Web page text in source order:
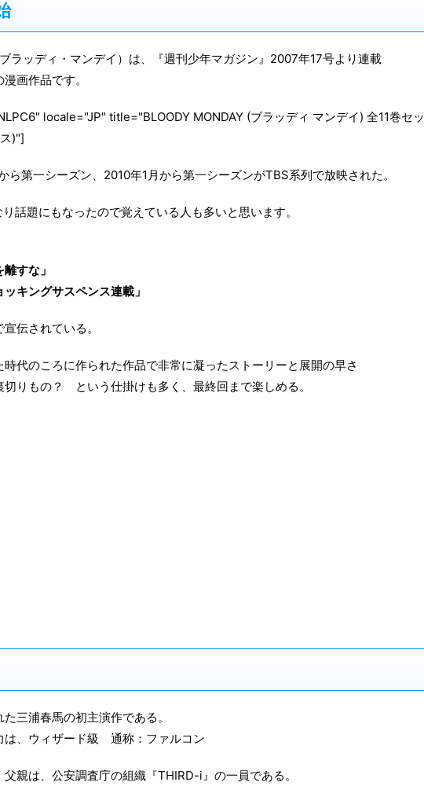
ブラッディ・マンデイ）は、『週刊少年マガジン』2007年17号より連載
画作品です。
locale="JP" title="BLOODY MONDAY (ブラッディ マンデイ) 全11巻セッ
)"]
ら第一シーズン、2010年1月から第一シーズンがTBS系列で放映された。
話題にもなったので覚えている人も多いと思います。
すな」
キングサスペンス連載」
伝されている。
代のころに作られた作品で非常に凝ったストーリーと展開の早さ
りもの？ という仕掛けも多く、最終回まで楽しめる。
三浦春馬の初主演作である。
は、ウィザード級 通称：ファルコン
親は、公安調査庁の組織『THIRD-i』の一員である。